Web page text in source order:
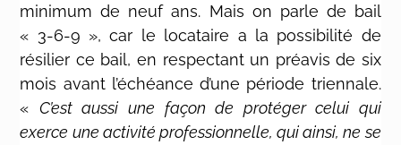
minimum de neuf ans. Mais on parle de bail
« 3-6-9 », car le locataire a la possibilité de
résilier ce bail, en respectant un préavis de six
mois avant l’échéance d’une période triennale.
« C’est aussi une façon de protéger celui qui
exerce une activité professionnelle, qui ainsi, ne se